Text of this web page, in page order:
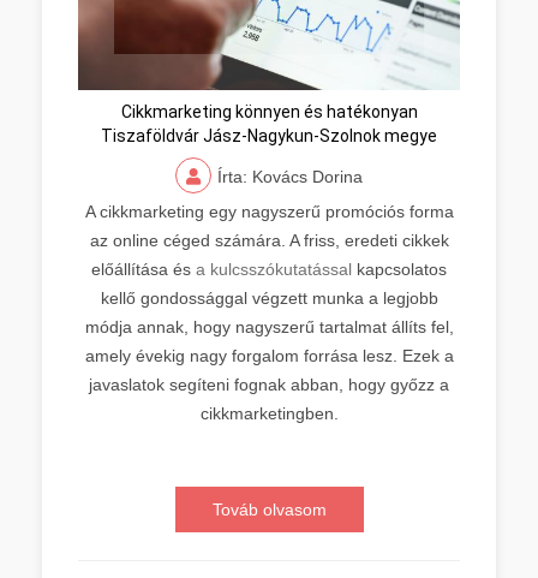
Cikkmarketing könnyen és hatékonyan
Tiszaföldvár Jász-Nagykun-Szolnok megye
Írta: Kovács Dorina
A cikkmarketing egy nagyszerű promóciós forma
az online céged számára. A friss, eredeti cikkek
előállítása és a kulcsszókutatással kapcsolatos
kellő gondossággal végzett munka a legjobb
módja annak, hogy nagyszerű tartalmat állíts fel,
amely évekig nagy forgalom forrása lesz. Ezek a
javaslatok segíteni fognak abban, hogy győzz a
cikkmarketingben.
Továb olvasom